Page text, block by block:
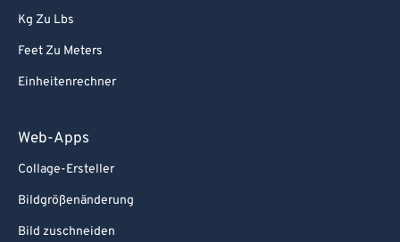
Kg Zu Lbs
Feet Zu Meters
Einheitenrechner
Web-Apps
Collage-Ersteller
Bildgrößenänderung
Bild zuschneiden